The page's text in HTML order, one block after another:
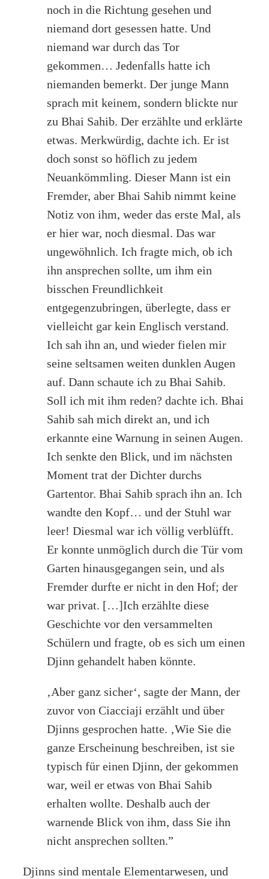
noch in die Richtung gesehen und
niemand dort gesessen hatte. Und
niemand war durch das Tor
gekommen… Jedenfalls hatte ich
niemanden bemerkt. Der junge Mann
sprach mit keinem, sondern blickte nur
zu Bhai Sahib. Der erzählte und erklärte
etwas. Merkwürdig, dachte ich. Er ist
doch sonst so höflich zu jedem
Neuankömmling. Dieser Mann ist ein
Fremder, aber Bhai Sahib nimmt keine
Notiz von ihm, weder das erste Mal, als
er hier war, noch diesmal. Das war
ungewöhnlich. Ich fragte mich, ob ich
ihn ansprechen sollte, um ihm ein
bisschen Freundlichkeit
entgegenzubringen, überlegte, dass er
vielleicht gar kein Englisch verstand.
Ich sah ihn an, und wieder fielen mir
seine seltsamen weiten dunklen Augen
auf. Dann schaute ich zu Bhai Sahib.
Soll ich mit ihm reden? dachte ich. Bhai
Sahib sah mich direkt an, und ich
erkannte eine Warnung in seinen Augen.
Ich senkte den Blick, und im nächsten
Moment trat der Dichter durchs
Gartentor. Bhai Sahib sprach ihn an. Ich
wandte den Kopf… und der Stuhl war
leer! Diesmal war ich völlig verblüfft.
Er konnte unmöglich durch die Tür vom
Garten hinausgegangen sein, und als
Fremder durfte er nicht in den Hof; der
war privat. […]Ich erzählte diese
Geschichte vor den versammelten
Schülern und fragte, ob es sich um einen
Djinn gehandelt haben könnte.
‚Aber ganz sicher‘, sagte der Mann, der
zuvor von Ciacciaji erzählt und über
Djinns gesprochen hatte. ‚Wie Sie die
ganze Erscheinung beschreiben, ist sie
typisch für einen Djinn, der gekommen
war, weil er etwas von Bhai Sahib
erhalten wollte. Deshalb auch der
warnende Blick von ihm, dass Sie ihn
nicht ansprechen sollten.”
Djinns sind mentale Elementarwesen, und